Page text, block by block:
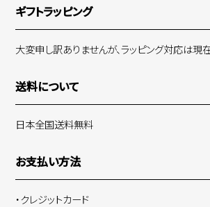
ギフトラッピング
大変申し訳ありませんが、ラッピング対応は現
送料について
日本全国送料無料
お支払い方法
・クレジットカード